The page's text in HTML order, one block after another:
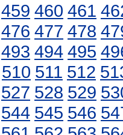
459 460 461
476 477 478
493 494 495
510 511 512
527 528 529
544 545 546